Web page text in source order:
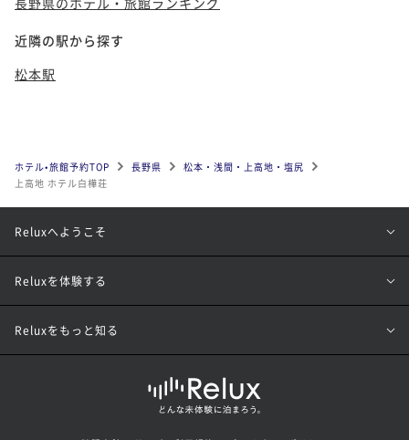
近隣の駅から探す
松本駅
ホテル•旅館予約TOP 長野県
松本・浅間・上高地・塩尻
上高地 ホテル白樺荘
Reluxへようこそ
Reluxを体験する
Reluxをもっと知る